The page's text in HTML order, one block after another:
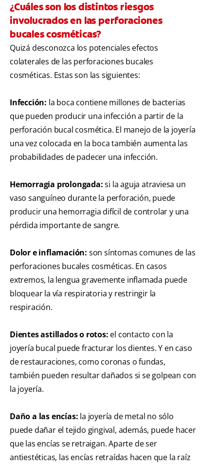
¿Cuáles son los distintos riesgos
involucrados en las perforaciones
bucales cosméticas?
Quizá desconozca los potenciales efectos
colaterales de las perforaciones bucales
cosméticas. Estas son las siguientes:
Infección: la boca contiene millones de bacterias
que pueden producir una infección a partir de la
perforación bucal cosmética. El manejo de la joyería
una vez colocada en la boca también aumenta las
probabilidades de padecer una infección.
Hemorragia prolongada:si la aguja atraviesa un
vaso sanguíneo durante la perforación, puede
producir una hemorragia difícil de controlar y una
pérdida importante de sangre.
Dolor e inflamación: son síntomas comunes de las
perforaciones bucales cosméticas. En casos
extremos, la lengua gravemente inflamada puede
bloquear la vía respiratoria y restringir la
respiración.
Dientes astillados o rotos: el contacto con la
joyería bucal puede fracturar los dientes. Y en caso
de restauraciones, como coronas o fundas,
también pueden resultar dañados si se golpean con
la joyería.
Daño a las encías: la joyería de metal no sólo
puede dañar el tejido gingival, además, puede hacer
que las encías se retraigan. Aparte de ser
antiestéticas, las encías retraídas hacen que la raíz